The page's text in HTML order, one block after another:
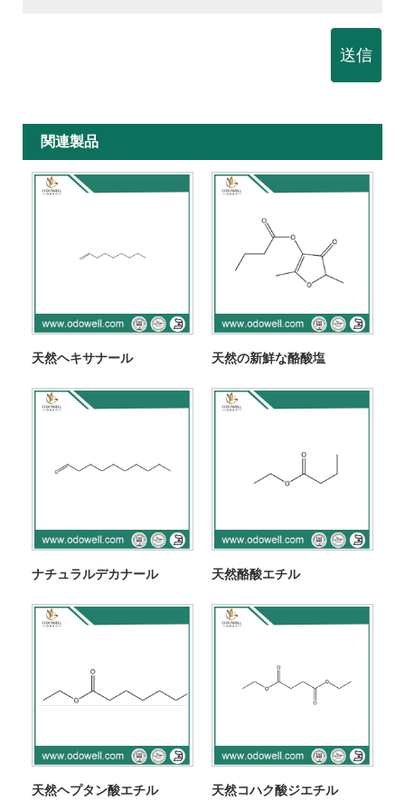
送信
関連製品
天然ヘキサナール 天然の新鮮な酪酸塩
ナチュラルデカナール 天然酪酸エチル
天然ヘプタン酸エチル 天然コハク酸ジエチル